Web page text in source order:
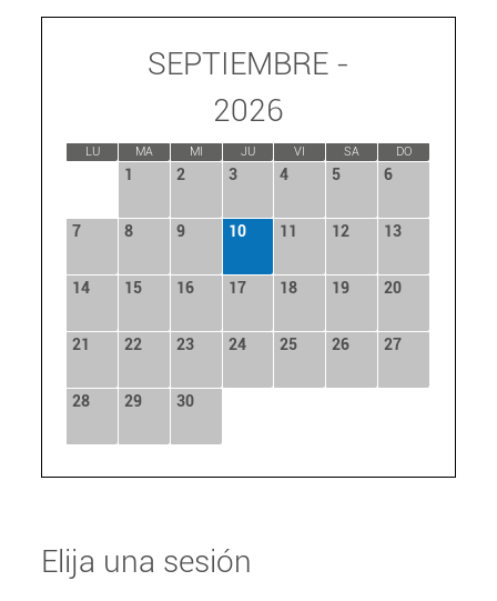
SEPTIEMBRE -
2026
LU MA MI JU VI SA DO
1 2 3 4 5 6
7 8 9 10 11 12 13
14 15 16 17 18 19 20
21 22 23 24 25 26 27
28 29 30
Elija una sesión